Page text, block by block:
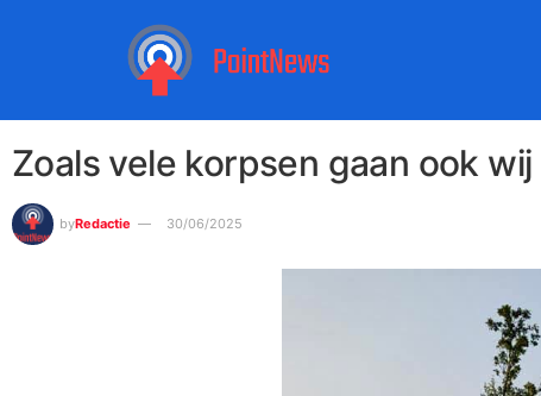
Zoals vele korpsen gaan ook
byRedactie 30/06/2025